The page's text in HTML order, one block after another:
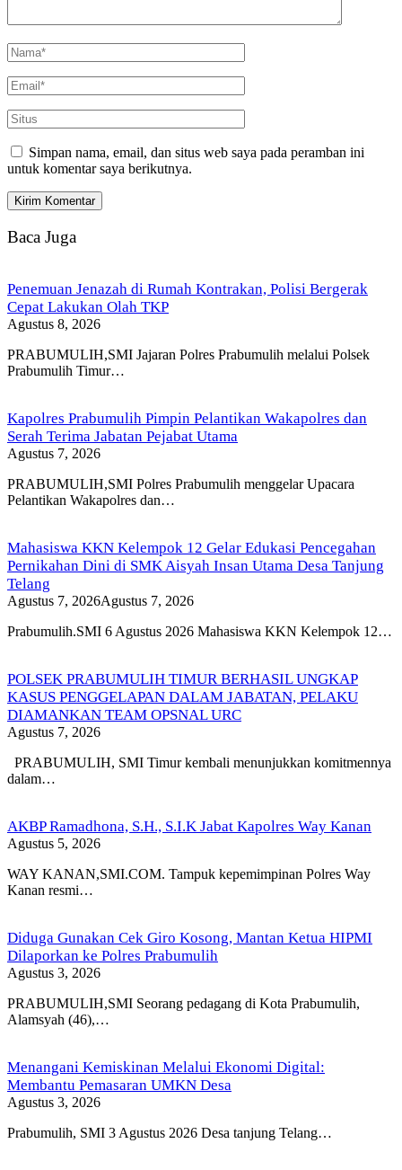
Simpan nama, email, dan situs web saya pada peramban ini
untuk komentar saya berikutnya.
Baca Juga
Penemuan Jenazah di Rumah Kontrakan, Polisi Bergerak
Cepat Lakukan Olah TKP
Agustus 8, 2026
PRABUMULIH,SMI Jajaran Polres Prabumulih melalui Polsek
Prabumulih Timur…
Kapolres Prabumulih Pimpin Pelantikan Wakapolres dan
Serah Terima Jabatan Pejabat Utama
Agustus 7, 2026
PRABUMULIH,SMI Polres Prabumulih menggelar Upacara
Pelantikan Wakapolres dan…
Mahasiswa KKN Kelempok 12 Gelar Edukasi Pencegahan
Pernikahan Dini di SMK Aisyah Insan Utama Desa Tanjung
Telang
Agustus 7, 2026Agustus 7, 2026
Prabumulih.SMI 6 Agustus 2026 Mahasiswa KKN Kelempok 12…
POLSEK PRABUMULIH TIMUR BERHASIL UNGKAP
KASUS PENGGELAPAN DALAM JABATAN, PELAKU
DIAMANKAN TEAM OPSNAL URC
Agustus 7, 2026
PRABUMULIH, SMI Timur kembali menunjukkan komitmennya
dalam…
AKBP Ramadhona, S.H., S.I.K Jabat Kapolres Way Kanan
Agustus 5, 2026
WAY KANAN,SMI.COM. Tampuk kepemimpinan Polres Way
Kanan resmi…
Diduga Gunakan Cek Giro Kosong, Mantan Ketua HIPMI
Dilaporkan ke Polres Prabumulih
Agustus 3, 2026
PRABUMULIH,SMI Seorang pedagang di Kota Prabumulih,
Alamsyah (46),…
Menangani Kemiskinan Melalui Ekonomi Digital:
Membantu Pemasaran UMKN Desa
Agustus 3, 2026
Prabumulih, SMI 3 Agustus 2026 Desa tanjung Telang…